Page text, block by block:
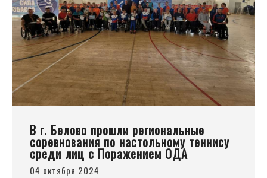
В г. Белово прошли региональные
соревнования по настольному теннису
среди лиц с Поражением ОДА
04 октября 2024